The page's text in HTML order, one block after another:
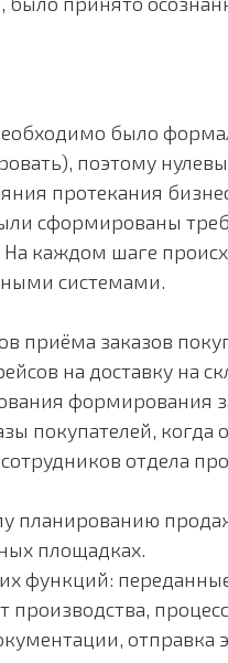
было
поэтому
протекания
сформированы
каждом шаге
системами.
приёма заказов
на доставку на
формирования
покупателей, когда
отдела
планированию
площадках.
функций:
производства,
отправка